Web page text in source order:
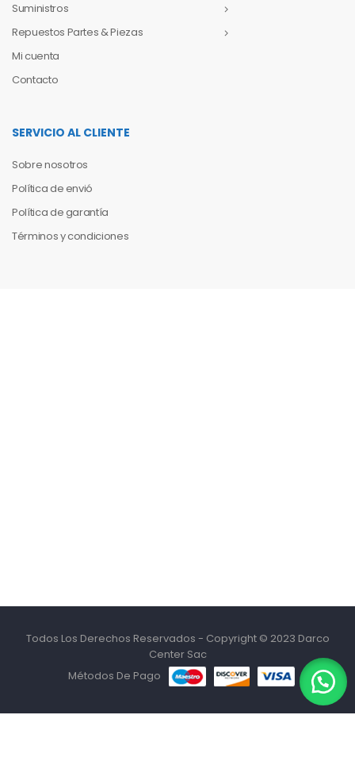
Suministros
Repuestos Partes & Piezas
Mi cuenta
Contacto
SERVICIO AL CLIENTE
Sobre nosotros
Política de envió
Política de garantía
Términos y condiciones
Todos Los Derechos Reservados - Copyright © 2023 Darco
Center Sac
Métodos De Pago